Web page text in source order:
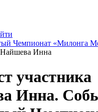
Чемпионат «Милонга
Найшева Инна
участника
Инна.